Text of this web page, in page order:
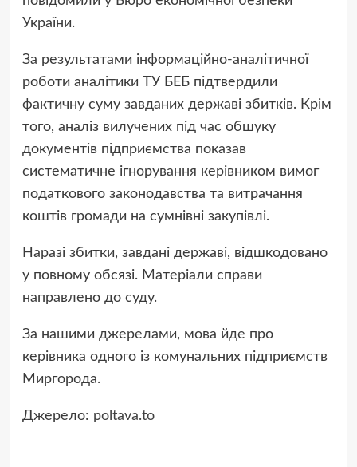
України.
За результатами інформаційно-аналітичної
роботи аналітики ТУ БЕБ підтвердили
фактичну суму завданих державі збитків. Крім
того, аналіз вилучених під час обшуку
документів підприємства показав
систематичне ігнорування керівником вимог
податкового законодавства та витрачання
коштів громади на сумнівні закупівлі.
Наразі збитки, завдані державі, відшкодовано
у повному обсязі. Матеріали справи
направлено до суду.
За нашими джерелами, мова йде про
керівника одного із комунальних підприємств
Миргорода.
Джерело: poltava.to